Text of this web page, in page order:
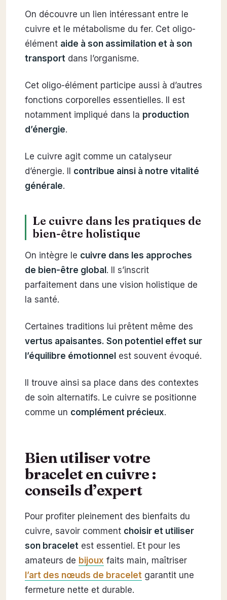
On découvre un lien intéressant entre le
cuivre et le métabolisme du fer. Cet oligo-
élément aide à son assimilation et à son
transport dans l’organisme.
Cet oligo-élément participe aussi à d’autres
fonctions corporelles essentielles. Il est
notamment impliqué dans la production
d’énergie.
Le cuivre agit comme un catalyseur
d’énergie. Il contribue ainsi à notre vitalité
générale.
Le cuivre dans les pratiques de
bien-être holistique
On intègre le cuivre dans les approches
de bien-être global. Il s’inscrit
parfaitement dans une vision holistique de
la santé.
Certaines traditions lui prêtent même des
vertus apaisantes. Son potentiel effet sur
l’équilibre émotionnelest souvent évoqué.
Il trouve ainsi sa place dans des contextes
de soin alternatifs. Le cuivre se positionne
comme un complément précieux.
Bien utiliser votre
bracelet en cuivre :
conseils d’expert
Pour profiter pleinement des bienfaits du
cuivre, savoir comment choisir et utiliser
son bracelet est essentiel. Et pour les
amateurs de bijoux faits main, maîtriser
l’art des nœuds de bracelet garantit une
fermeture nette et durable.